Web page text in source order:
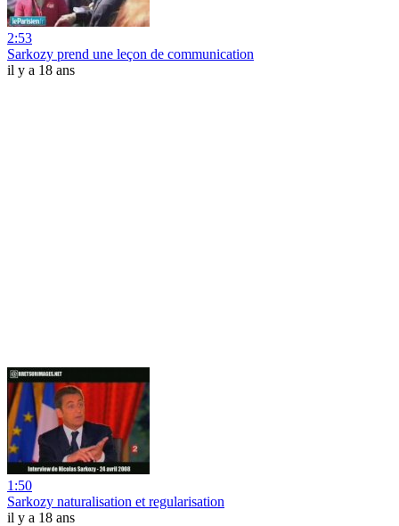
2:53
Sarkozy prend une leçon de communication
il y a 18 ans
1:50
Sarkozy naturalisation et regularisation
il y a 18 ans